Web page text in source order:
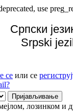
use
Српски
Srpski
се или се
лозинком и